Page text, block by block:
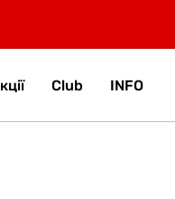
Club INFO